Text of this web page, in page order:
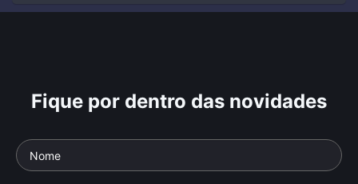
Fique por dentro das novidades